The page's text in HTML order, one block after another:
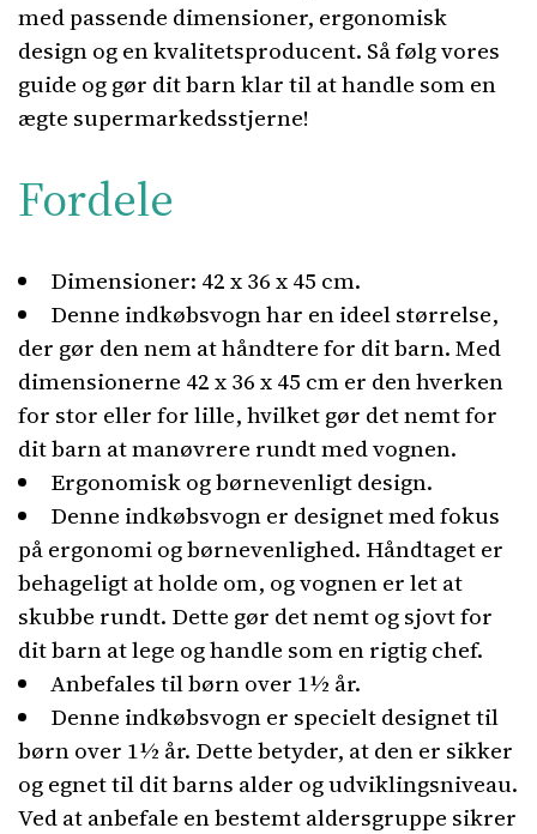
med passende dimensioner, ergonomisk
design og en kvalitetsproducent. Så følg vores
guide og gør dit barn klar til at handle som en
ægte supermarkedsstjerne!
Fordele
Dimensioner: 42 x 36 x 45 cm.
Denne indkøbsvogn har en ideel størrelse,
der gør den nem at håndtere for dit barn. Med
dimensionerne 42 x 36 x 45 cm er den hverken
for stor eller for lille, hvilket gør det nemt for
dit barn at manøvrere rundt med vognen.
Ergonomisk og børnevenligt design.
Denne indkøbsvogn er designet med fokus
på ergonomi og børnevenlighed. Håndtaget er
behageligt at holde om, og vognen er let at
skubbe rundt. Dette gør det nemt og sjovt for
dit barn at lege og handle som en rigtig chef.
Anbefales til børn over 1½ år.
Denne indkøbsvogn er specielt designet til
børn over 1½ år. Dette betyder, at den er sikker
og egnet til dit barns alder og udviklingsniveau.
Ved at anbefale en bestemt aldersgruppe sikrer